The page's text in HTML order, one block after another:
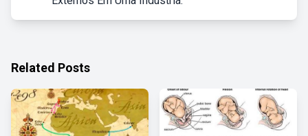
Related Posts